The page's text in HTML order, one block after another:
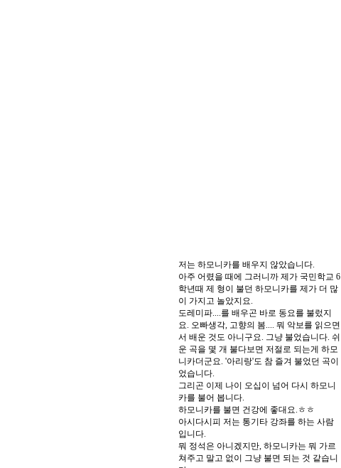
저는 하모니카를 배우지 않았습니다.
아주 어렸을 때에 그러니까 제가 국민학교 6
학년때 제 형이 불던 하모니카를 제가 더 많
이 가지고 놀았지요.
도레미파....를 배우곤 바로 동요를 불렀지
요. 오빠생각, 고향의 봄.... 뭐 악보를 읽으면
서 배운 것도 아니구요. 그냥 불었습니다. 쉬
운 곡을 몇 개 불다보면 저절로 되는게 하모
니카더군요. '아리랑'도 참 즐겨 불었던 곡이
었습니다.
그리곤 이제 나이 오십이 넘어 다시 하모니
카를 불어 봅니다.
하모니카를 불면 건강에 좋대요.ㅎㅎ
아시다시피 저는 통기타 강좌를 하는 사람
입니다.
뭐 정석은 아니겠지만, 하모니카는 뭐 가르
쳐주고 말고 없이 그냥 불면 되는 것 같습니